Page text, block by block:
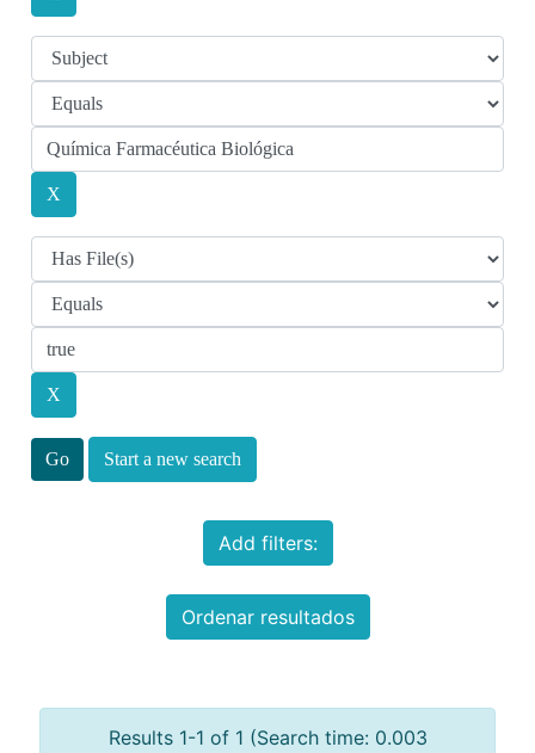
Start a new search
Add filters:
Ordenar resultados
Results 1-1 of 1 (Search time: 0.003